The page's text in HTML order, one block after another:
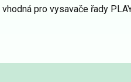
pro vysavače řady